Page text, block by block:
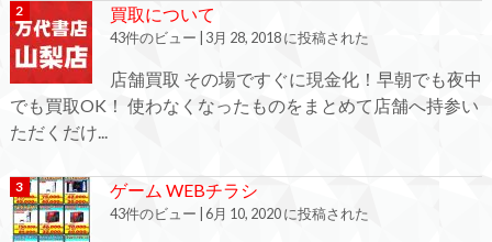
買取について
43件のビュー 3月 28, 2018 に投稿された
店舗買取 その場ですぐに現金化！早朝でも夜中
でも買取OK！ 使わなくなったものをまとめて店舗へ持参い
ただくだけ...
ゲーム WEBチラシ
43件のビュー 6月 10, 2020 に投稿された